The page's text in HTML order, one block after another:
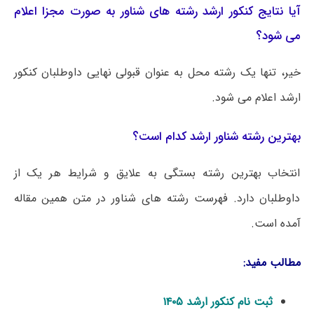
آیا نتایج کنکور ارشد رشته های شناور به صورت مجزا اعلام
می شود؟
خیر، تنها یک رشته محل به عنوان قبولی نهایی داوطلبان کنکور
ارشد اعلام می شود.
بهترین رشته شناور ارشد کدام است؟
انتخاب بهترین رشته بستگی به علایق و شرایط هر یک از
داوطلبان دارد. فهرست رشته های شناور در متن همین مقاله
آمده است.
مطالب مفید:
ثبت نام کنکور ارشد ۱۴۰۵